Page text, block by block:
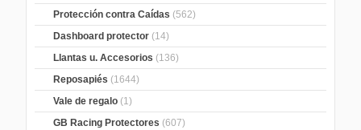
Protección contra Caídas (562)
Dashboard protector (14)
Llantas u. Accesorios (136)
Reposapiés (1644)
Vale de regalo (1)
GB Racing Protectores (607)